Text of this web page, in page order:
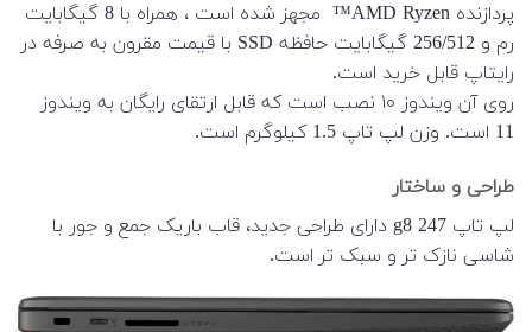
پردازنده AMD Ryzen™ مجهز شده است ، همراه با 8 گیگابایت
رم و 256/512 گیگابایت حافظه SSD با قیمت مقرون به صرفه در
رایتاپ قابل خرید است.
روی آن ویندوز ۱۰ نصب است که قابل ارتقای رایگان به ویندوز
11 است. وزن لپ تاپ 1.5 کیلوگرم است.
طراحی و ساختار
لپ تاپ 247 g8 دارای طراحی جدید، قاب باریک جمع و جور با
شاسی نازک تر و سبک تر است.